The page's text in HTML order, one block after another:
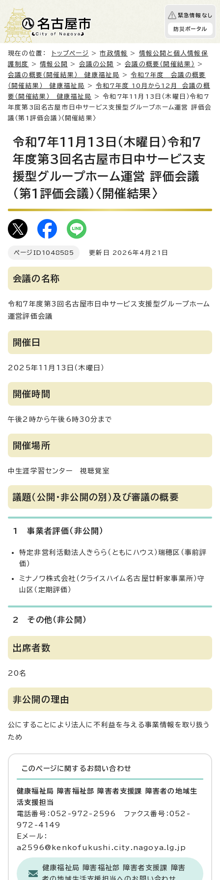
緊急情報なし
防災ポータル
現在の位置： トップページ >市政情報 > 情報公開と個人情報保
護制度
>情報公開 > 会議の公開 >会議の概要（開催結果）
>
会議の概要（開催結果） 健康福祉局
>令和7年度 会議の概要
（開催結果） 健康福祉局
>令和7年度 10月から12月 会議の概
要（開催結果） 健康福祉局
> 令和7年11月13日（木曜日）令和7
年度第3回名古屋市日中サービス支援型グループホーム運営 評価会
議（第1評価会議）〈開催結果〉
令和7年11月13日（木曜日）令和7
年度第3回名古屋市日中サービス支
援型グループホーム運営 評価会議
（第1評価会議）〈開催結果〉
ページID 1048585 更新日 2026年4月21日
会議の名称
令和7年度第3回名古屋市日中サービス支援型グループホーム
運営評価会議
開催日
2025年11月13日（木曜日）
開催時間
午後2時から午後6時30分まで
開催場所
中生涯学習センター 視聴覚室
議題（公開・非公開の別）及び審議の概要
1 事業者評価（非公開）
特定非営利活動法人きらら（ともにハウス）瑞穂区（事前評
価）
ミナノワ株式会社（クライスハイム名古屋廿軒家事業所）守
山区（定期評価）
2 その他（非公開）
出席者数
20名
非公開の理由
公にすることにより法人に不利益を与える事業情報を取り扱う
ため
このページに関する お問い合わせ
健康福祉局 障害福祉部 障害者支援課 障害者の地域生
活支援担当
電話番号：052-972-2596 ファクス番号：052-
972-4149
Eメール：
a2596@kenkofukushi.city.nagoya.lg.jp
健康福祉局 障害福祉部 障害者支援課 障害